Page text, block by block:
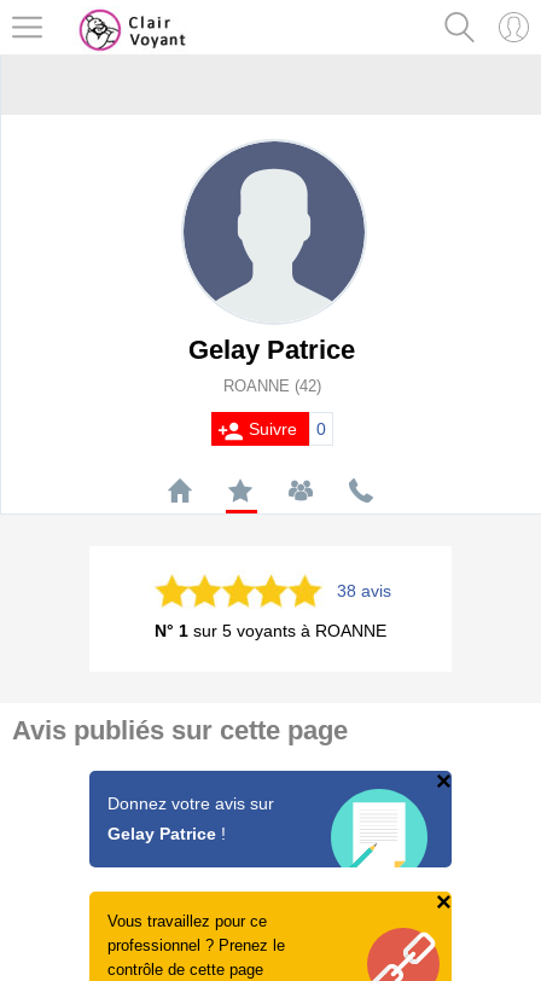
Gelay Patrice
ROANNE (42)
Suivre 0
38 avis
N° 1 sur 5 voyants à ROANNE
Avis publiés sur cette page
×
Donnez votre avis sur
Gelay Patrice !
×
Vous travaillez pour ce
professionnel ? Prenez le
contrôle de cette page